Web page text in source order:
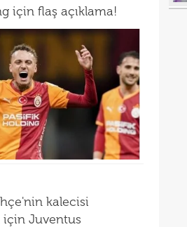
için flaş açıklama!
kalecisi
için Juventus